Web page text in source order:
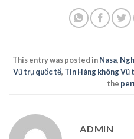
This entry was posted inNasa,
Vũ trụ quốc tế, Tin Hàng không
the
ADMIN